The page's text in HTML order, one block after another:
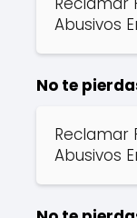
Abusivos
No te
Reclamar
Abusivos